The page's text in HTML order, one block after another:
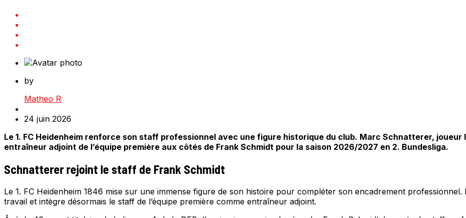
by
Matheo R
24 juin 2026
Le 1. FC Heidenheim renforce son staff professionnel avec une figure historique du club. Marc Schnatterer, joueur
entraîneur adjoint de l’équipe première aux côtés de Frank Schmidt pour la saison 2026/2027 en 2. Bundesliga.
Schnatterer rejoint le staff de Frank Schmidt
Le 1. FC Heidenheim 1846 mise sur une immense figure de son histoire pour compléter son encadrement
travail et intègre désormais le staff de l’équipe première comme entraîneur adjoint.